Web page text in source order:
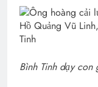
Bình Tinh dạy con